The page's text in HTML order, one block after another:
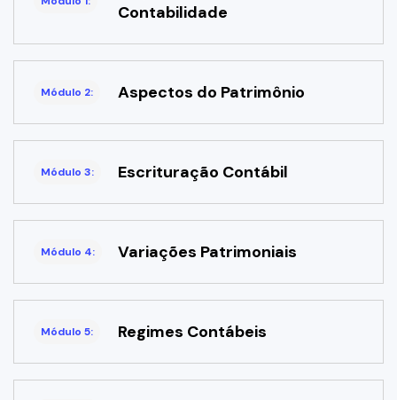
Contabilidade
Módulo 2: Aspectos do Patrimônio
Módulo 3: Escrituração Contábil
Módulo 4: Variações Patrimoniais
Módulo 5: Regimes Contábeis